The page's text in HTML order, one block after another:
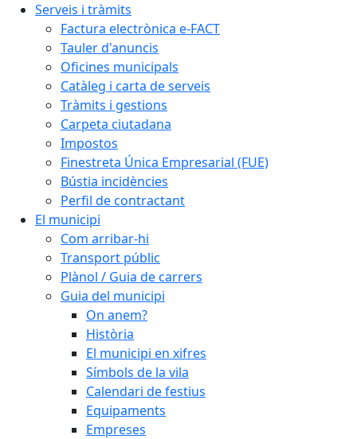
Serveis i tràmits
Factura electrònica e-FACT
Tauler d'anuncis
Oficines municipals
Catàleg i carta de serveis
Tràmits i gestions
Carpeta ciutadana
Impostos
Finestreta Única Empresarial (FUE)
Bústia incidències
Perfil de contractant
El municipi
Com arribar-hi
Transport públic
Plànol / Guia de carrers
Guia del municipi
On anem?
Història
El municipi en xifres
Símbols de la vila
Calendari de festius
Equipaments
Empreses